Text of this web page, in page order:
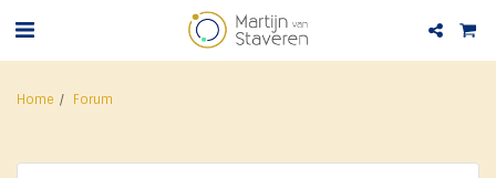
Home Forum